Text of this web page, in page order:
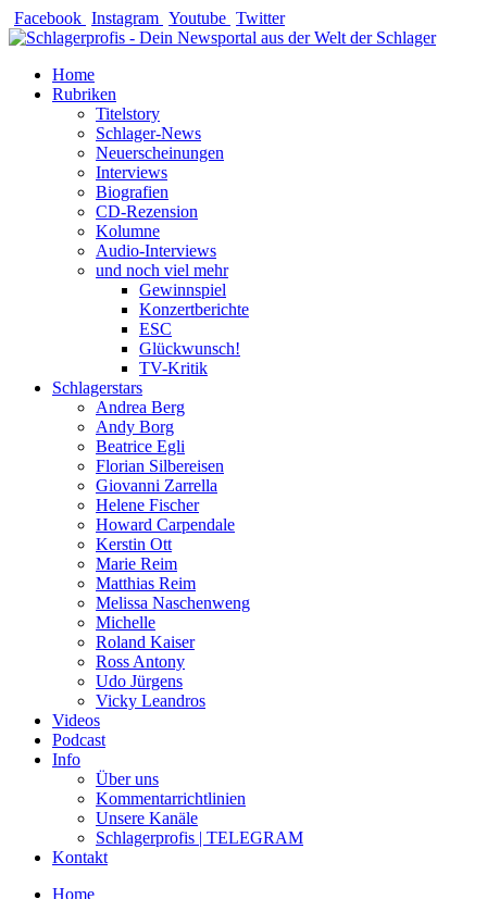
Zum
Inhalt
Facebook Instagram Youtube Twitter
Home
Rubriken
Titelstory
Schlager-News
Neuerscheinungen
Interviews
Biografien
CD-Rezension
Kolumne
Audio-Interviews
und noch viel mehr
Gewinnspiel
Konzertberichte
ESC
Glückwunsch!
TV-Kritik
Schlagerstars
Andrea Berg
Andy Borg
Beatrice Egli
Florian Silbereisen
Giovanni Zarrella
Helene Fischer
Howard Carpendale
Kerstin Ott
Marie Reim
Matthias Reim
Melissa Naschenweng
Michelle
Roland Kaiser
Ross Antony
Udo Jürgens
Vicky Leandros
Videos
Podcast
Info
Über uns
Kommentarrichtlinien
Unsere Kanäle
Schlagerprofis | TELEGRAM
Kontakt
Home